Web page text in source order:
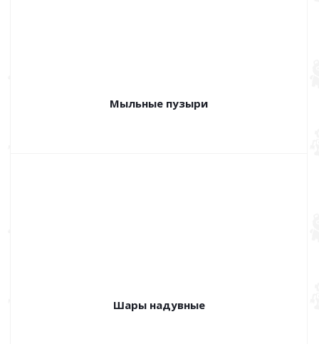
Мыльные пузыри
Шары надувные